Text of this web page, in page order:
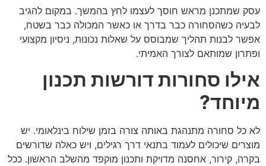
עסק שמתכנן מראש חוסך לעצמו לחץ בהמשך. במקום להגיב
לבעיה כשהסחורה כבר בדרך או כאשר המכולה כבר בשטח,
אפשר לבנות תהליך שמבוסס על שאלות נכונות, ניסיון מקצועי
ופתרון שמותאם לצורך האמיתי.
אילו סחורות דורשות תכנון
מיוחד?
לא כל סחורה מתנהגת באותה צורה בזמן שילוח בינלאומי. יש
מוצרים שיכולים לעמוד בתנאי דרך רגילים, ויש כאלה שדורשים
בקרה, קירור, אחסנה מדויקת ותכנון מוקפד מהשלב הראשון. ככל